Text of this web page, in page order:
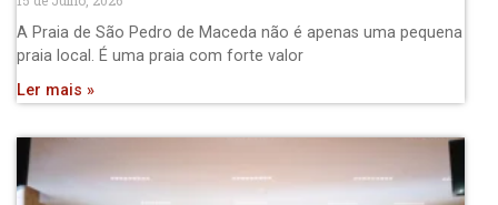
A Praia de São Pedro de Maceda não é apenas uma pequena
praia local. É uma praia com forte valor
Ler mais »